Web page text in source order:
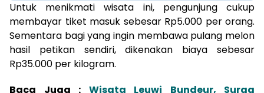
Untuk menikmati wisata ini, pengunjung cukup
membayar tiket masuk sebesar Rp5.000 per orang.
Sementara bagi yang ingin membawa pulang melon
hasil petikan sendiri, dikenakan biaya sebesar
Rp35.000 per kilogram.
Baca Juga : Wisata Leuwi Bundeur, Surga